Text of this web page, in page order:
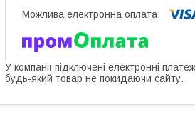
У компанії підключені електронні
будь-який товар не покидаючи сайту.